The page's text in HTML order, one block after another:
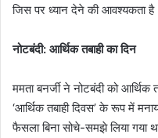
जिस पर ध्यान देने की आवश्यकता
नोटबंदी: आर्थिक तबाही का दिन
ममता बनर्जी ने नोटबंदी को आर्थिक
‘आर्थिक तबाही दिवस’ के रूप में
फैसला बिना सोचे-समझे लिया